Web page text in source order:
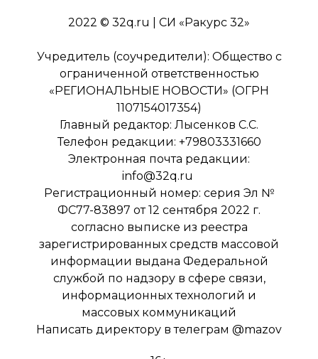
2022 © 32q.ru | СИ «Ракурс 32»
Учредитель (соучредители): Общество с
ограниченной ответственностью
«РЕГИОНАЛЬНЫЕ НОВОСТИ» (ОГРН
1107154017354)
Главный редактор: Лысенков С.С.
Телефон редакции: +79803331660
Электронная почта редакции:
info@32q.ru
Регистрационный номер: серия Эл №
ФС77-83897 от 12 сентября 2022 г.
согласно выписке из реестра
зарегистрированных средств массовой
информации выдана Федеральной
службой по надзору в сфере связи,
информационных технологий и
массовых коммуникаций
Написать директору в телеграм @mazov